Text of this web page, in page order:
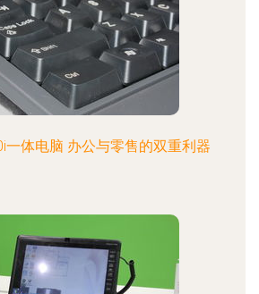
一体电脑 办公与零售的双重利器